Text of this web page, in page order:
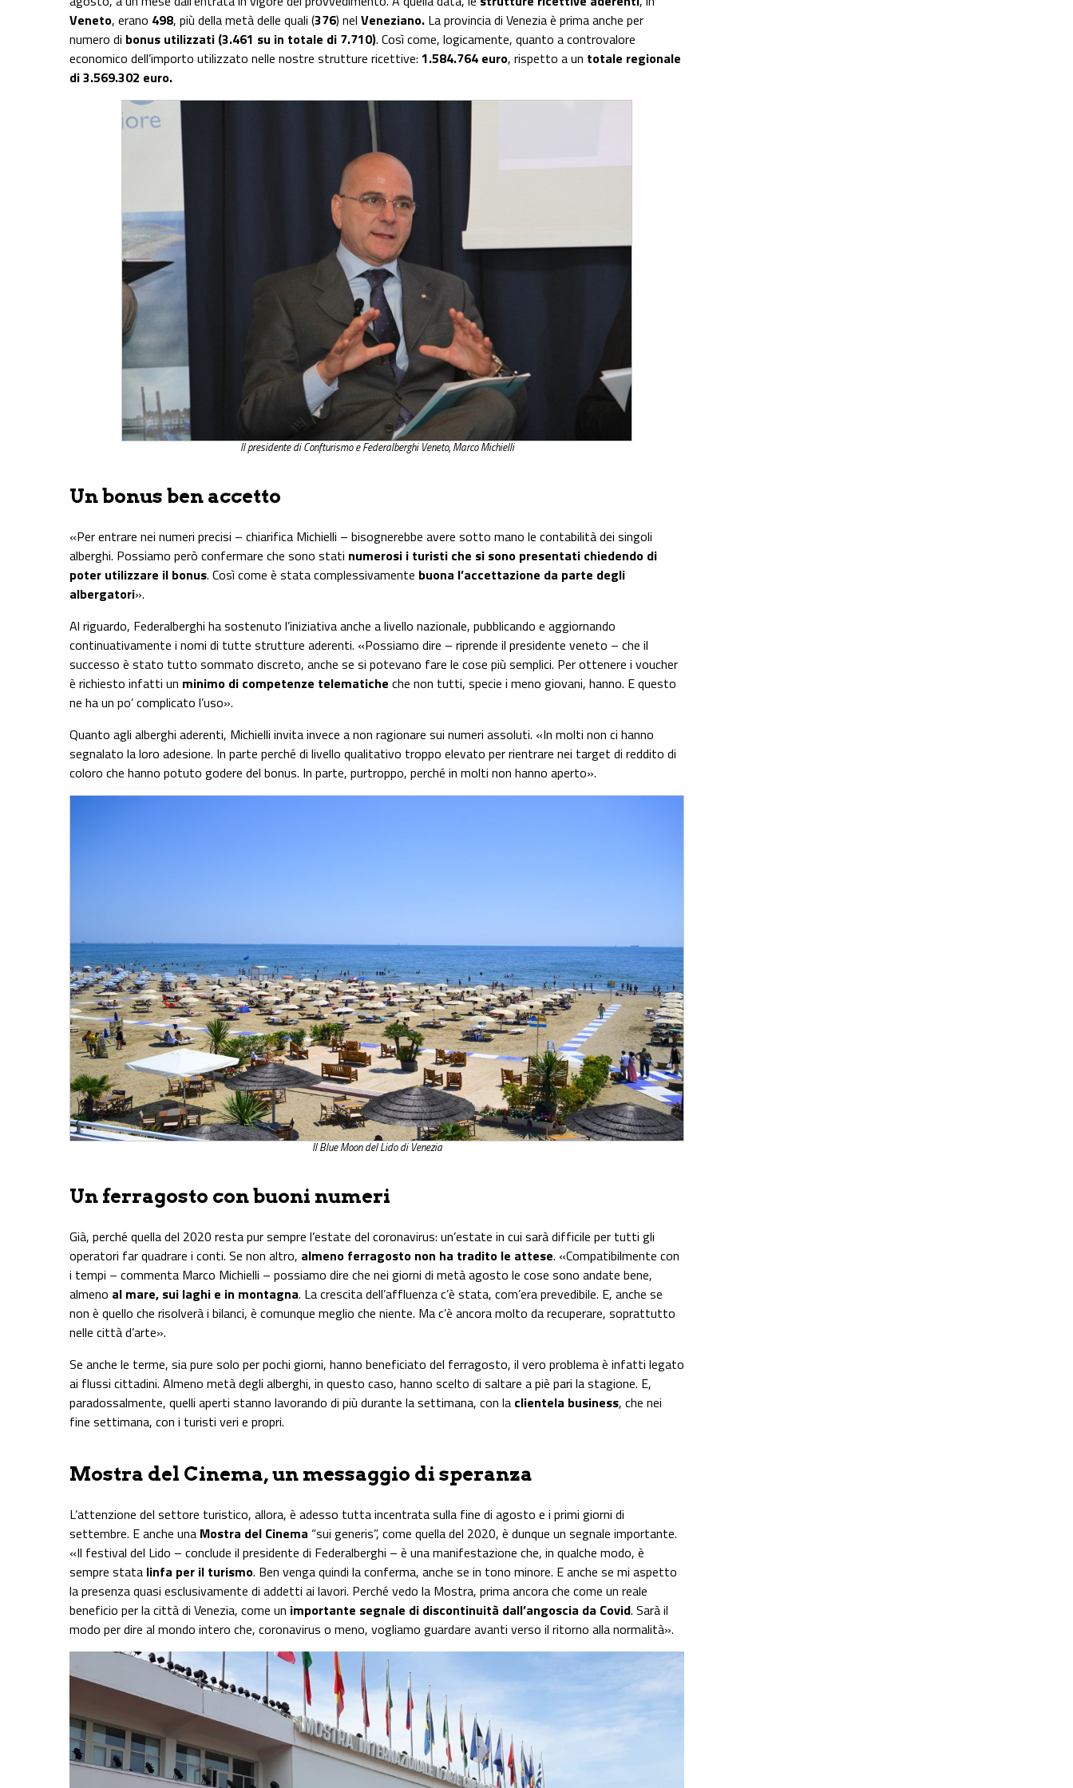
Veneto, erano 498, più della metà delle quali (376) nel Veneziano. La provincia di Venezia è prima anche per
numero di bonus utilizzati (3.461 su in totale di 7.710). Così come, logicamente, quanto a controvalore
economico dell’importo utilizzato nelle nostre strutture ricettive: 1.584.764 euro, rispetto a un totale regionale
di 3.569.302 euro.
Il presidente di Confturismo e Federalberghi Veneto, Marco Michielli
Un bonus ben accetto
«Per entrare nei numeri precisi – chiarifica Michielli – bisognerebbe avere sotto mano le contabilità dei singoli
alberghi. Possiamo però confermare che sono stati numerosi i turisti che si sono presentati chiedendo di
poter utilizzare il bonus. Così come è stata complessivamente buona l’accettazione da parte degli
albergatori».
Al riguardo, Federalberghi ha sostenuto l’iniziativa anche a livello nazionale, pubblicando e aggiornando
continuativamente i nomi di tutte strutture aderenti. «Possiamo dire – riprende il presidente veneto – che il
successo è stato tutto sommato discreto, anche se si potevano fare le cose più semplici. Per ottenere i voucher
è richiesto infatti un minimo di competenze telematiche che non tutti, specie i meno giovani, hanno. E questo
ne ha un po’ complicato l’uso».
Quanto agli alberghi aderenti, Michielli invita invece a non ragionare sui numeri assoluti. «In molti non ci hanno
segnalato la loro adesione. In parte perché di livello qualitativo troppo elevato per rientrare nei target di reddito di
coloro che hanno potuto godere del bonus. In parte, purtroppo, perché in molti non hanno aperto».
Il Blue Moon del Lido di Venezia
Un ferragosto con buoni numeri
Già, perché quella del 2020 resta pur sempre l’estate del coronavirus: un’estate in cui sarà difficile per tutti gli
operatori far quadrare i conti. Se non altro, almeno ferragosto non ha tradito le attese. «Compatibilmente con
i tempi – commenta Marco Michielli – possiamo dire che nei giorni di metà agosto le cose sono andate bene,
almeno al mare, sui laghi e in montagna. La crescita dell’affluenza c’è stata, com’era prevedibile. E, anche se
non è quello che risolverà i bilanci, è comunque meglio che niente. Ma c’è ancora molto da recuperare, soprattutto
nelle città d’arte».
Se anche le terme, sia pure solo per pochi giorni, hanno beneficiato del ferragosto, il vero problema è infatti legato
ai flussi cittadini. Almeno metà degli alberghi, in questo caso, hanno scelto di saltare a piè pari la stagione. E,
paradossalmente, quelli aperti stanno lavorando di più durante la settimana, con la clientela business, che nei
fine settimana, con i turisti veri e propri.
Mostra del Cinema, un messaggio di speranza
L’attenzione del settore turistico, allora, è adesso tutta incentrata sulla fine di agosto e i primi giorni di
settembre. E anche una Mostra del Cinema “sui generis”, come quella del 2020, è dunque un segnale importante.
«Il festival del Lido – conclude il presidente di Federalberghi – è una manifestazione che, in qualche modo, è
sempre stata linfa per il turismo. Ben venga quindi la conferma, anche se in tono minore. E anche se mi aspetto
la presenza quasi esclusivamente di addetti ai lavori. Perché vedo la Mostra, prima ancora che come un reale
beneficio per la città di Venezia, come un importante segnale di discontinuità dall’angoscia da Covid. Sarà il
modo per dire al mondo intero che, coronavirus o meno, vogliamo guardare avanti verso il ritorno alla normalità».